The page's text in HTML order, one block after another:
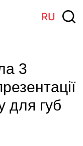
RU
3
для губ